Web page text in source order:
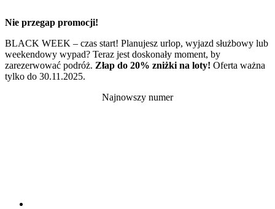
Nie przegap promocji!
BLACK WEEK – czas start! Planujesz urlop, wyjazd służbowy lub
weekendowy wypad? Teraz jest doskonały moment, by
zarezerwować podróż. Złap do 20% zniżki na loty! Oferta ważna
tylko do 30.11.2025.
Najnowszy numer